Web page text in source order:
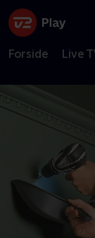
Forside Live